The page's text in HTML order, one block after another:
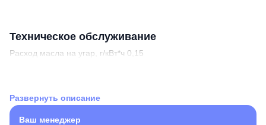
Техническое обслуживание
Расход масла на угар, г/кВт*ч 0,15
растущих затрат на электроэнергию или ненадежного
локального энергоснабжения, собственная генерация на ГПУ
MWM будет отличным решением для предприятий.
Развернуть описание
Ваш менеджер